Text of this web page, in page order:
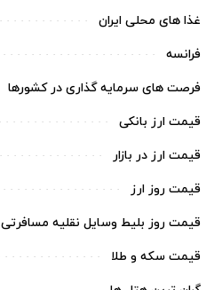
غذا های محلی ایران
فرانسه
فرصت های سرمایه گذاری در کشورها
قیمت ارز بانکی
قیمت ارز در بازار
قیمت روز ارز
قیمت روز بلیط وسایل نقلیه مسافرتی
قیمت سکه و طلا